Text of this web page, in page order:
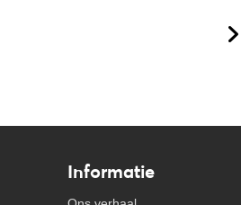
Informatie